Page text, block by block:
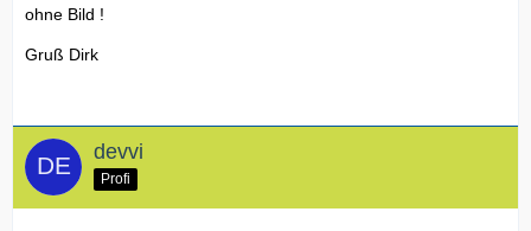
ohne Bild !
Gruß Dirk
devvi
Profi